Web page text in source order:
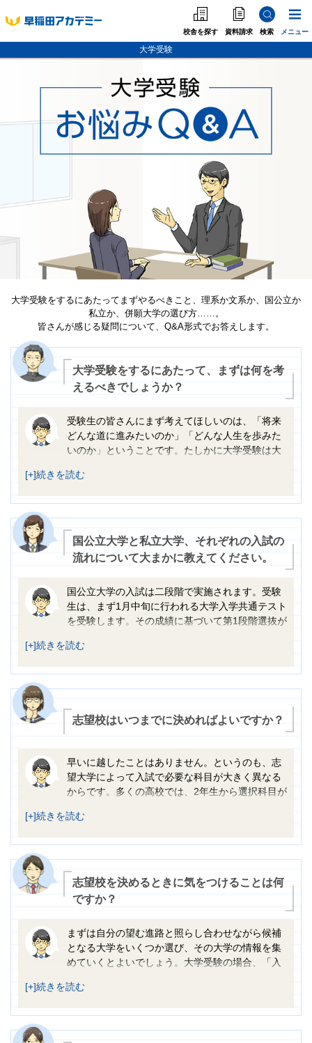
校舎を探す 資料請求 検索 メニュー
中学受験 高校受
大学受験
大学受験
個別指導
海外·帰国·首都圏外
英語教室
大学受験をするにあたってまずやるべきこと、理系か文系か、国公立か
私立か、併願大学の選び方……。
皆さんが感じる疑問について、Q&A形式でお答えします。
大学受験をするにあたって、まずは何を考
えるべきでしょうか？
受験生の皆さんにまず考えてほしいのは、「将来
どんな道に進みたいのか」「どんな人生を歩みた
いのか」ということです。たしかに大学受験は大
自分の夢をかなえていくための、通過点の一つです。です
うなるためにはどんな準備が必要なのか考えます。たとえ
ば医療の道に進みたいなら、いくら国語が得意でも文学部
ではその夢はかなえられません。また同じ医学部でも、規
模の大きさ、専門性などは大学によってさまざまです。
はどうしたらよいのか」を考え続けることで、進路は少し
ずつ明確になるはずです。その道の途中にある大学が、皆
さんにとっての“志望校”になるのです。
国公立大学と私立大学、それぞれの入試の
流れについて大まかに教えてください。
国公立大学の入試は二段階で実施されます。受験
生は、まず1月中旬に行われる大学入学共通テスト
を受験します。その成績に基づいて第1段階選抜が
が実施されます。大学入学共通テストでは、多くの大学で6
一方、私立大学では、1月末～3月中旬にかけて、大学ごと
に多種多様な入試が行われます。国公立大学と比べると科
目数が少なく、合否が一度で決まるところがほとんどで
す。また、全学部入試や大学入学共通テスト利用入試・英
め、同じ学部に複数回チャレンジできる大学も多くありま
す。そのため、私立大学受験にあたっては、志望する大
学・学部の入試制度についてよく調べておくことが大切で
す。
志望校はいつまでに決めればよいですか？
早いに越したことはありません。というのも、志
望大学によって入試で必要な科目が大きく異なる
からです。多くの高校では、2年生から選択科目が
ら、1年生の夏ごろには志望校をある程度決めておく必要が
始めましょう。国公立大学の場合は、受験で必要になる科
目数が多いため、早めに準備をスタートさせる必要があり
ます。また科目数が少ない私立大学であっても難関大学を
志望する場合は、志望校を決める時期が遅いと、入試に対
まいます。難関といわれる大学への現役合格を目指す場合
は、遅くとも高1の終わりごろには志望校を明確にしておき
ましょう。
志望校を決めるときに気をつけることは何
ですか？
まずは自分の望む進路と照らし合わせながら候補
となる大学をいくつか選び、その大学の情報を集
めていくとよいでしょう。大学受験の場合、「入
ります。しかし、自分の進路に適した大学を、苦手科目が
その科目が入学後の学びに不可欠であるということ。つま